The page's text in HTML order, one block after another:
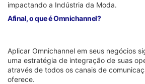
impactando a Indústria da Moda.
Afinal, o que é Omnichannel?
Aplicar Omnichannel em seus negócios
uma estratégia de integração de suas
através de todos os canais de
oferece.